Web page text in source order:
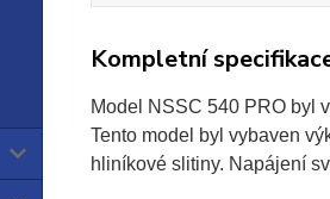
Kompletní
Model NSSC 540 PRO byl
Tento model byl vybaven
hliníkové slitiny. Napájení